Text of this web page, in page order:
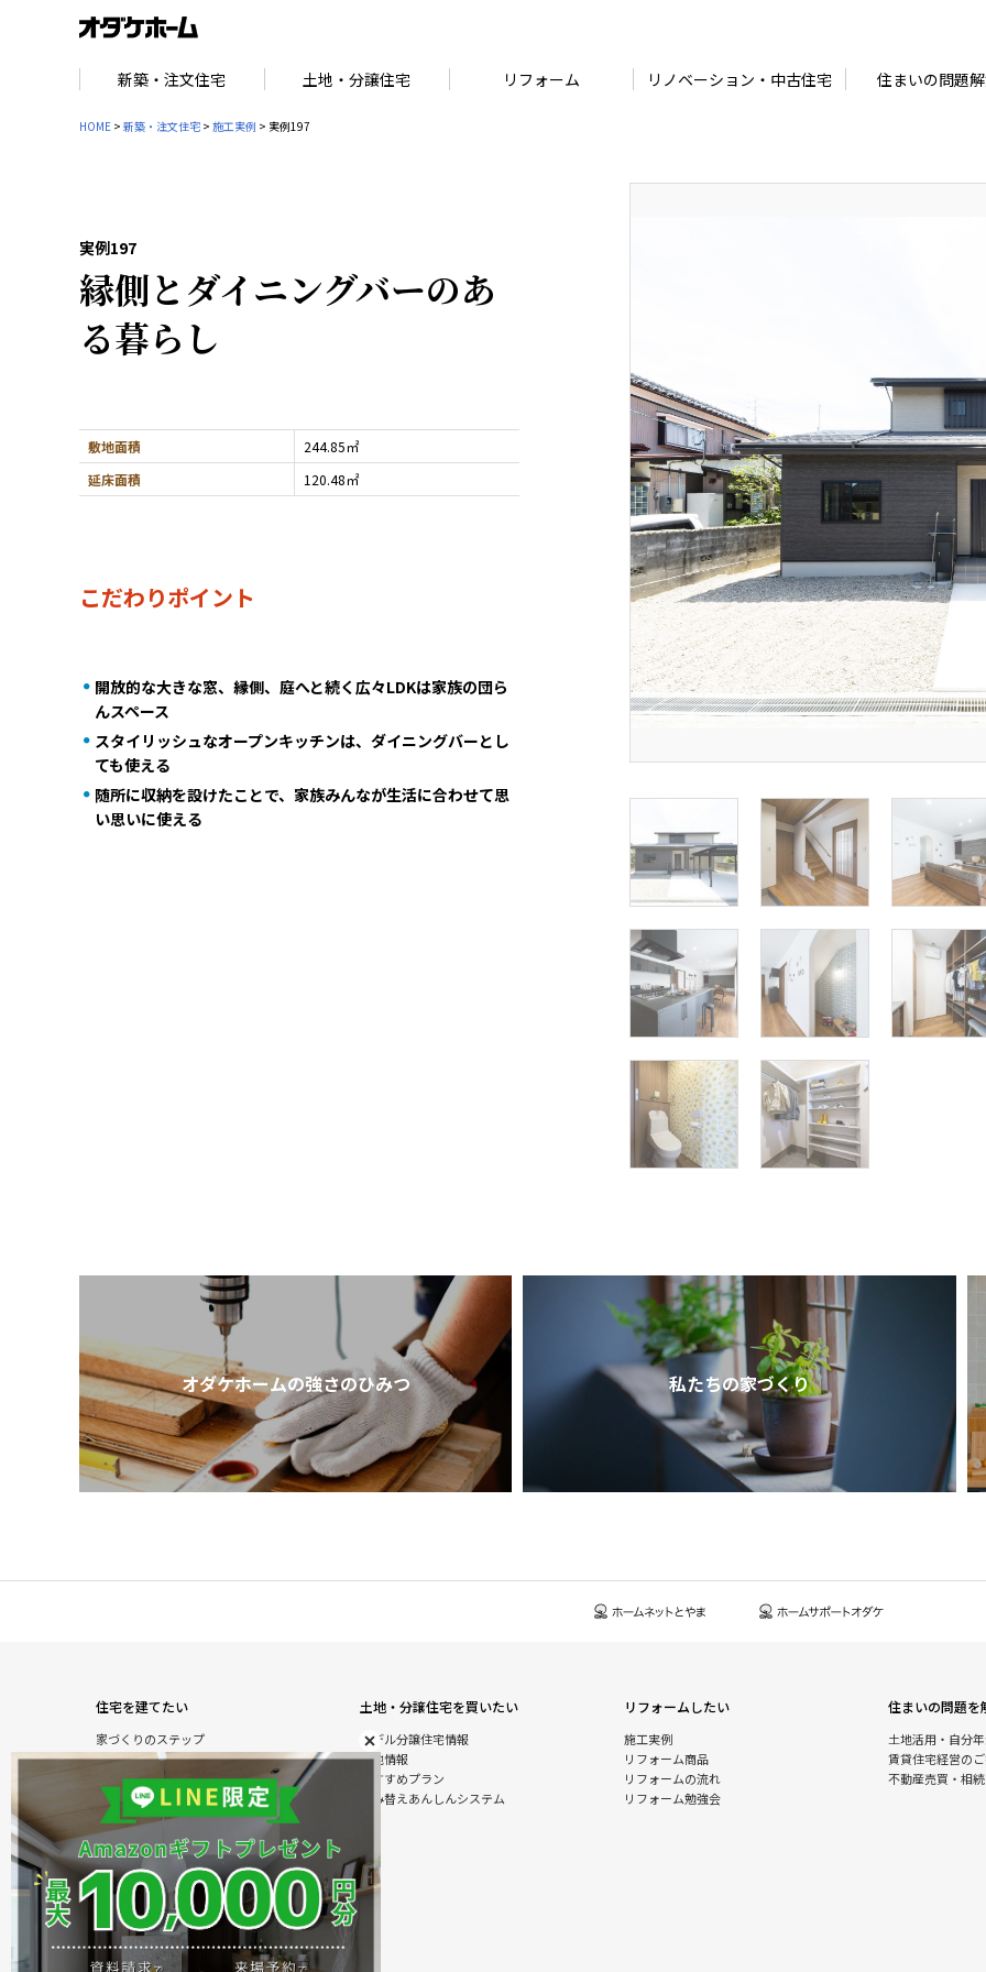
新築・注文住宅 土地・分譲住宅 リフォーム リノベーション・中古住宅 住まいの問題
HOME > 新築・注文住宅 > 施工実例 > 実例197
実例197
縁側とダイニングバーのあ
る暮らし
敷地面積
244.85㎡
延床面積
120.48㎡
こだわりポイント
開放的な大きな窓、縁側、庭へと続く広々LDKは家族の団ら
んスペース
スタイリッシュなオープンキッチンは、ダイニングバーとし
ても使える
随所に収納を設けたことで、家族みんなが生活に合わせて思
い思いに使える
オダケホームの強さのひみつ 私たちの家づくり
住宅を建てたい
家づくりのステップ
自由設計注文住宅
木の特性を活かした北陸の家づくり
住宅の性能
オダケホームの強さのひみつ
安心のアフターサービス
建て替えあんしんシステム
商品情報
施工実例
モデル分譲住宅情報
住まいのおまかせ＆ラクラクサービス
土地・分譲住宅を買いたい
モデル分譲住宅情報
土地情報
おすすめプラン
住み替えあんしんシステム
リフォームしたい
施工実例
リフォーム商品
リフォームの流れ
リフォーム勉強会
住まいの問題を
土地活用・自分
賃貸住宅経営の
不動産売買・相続